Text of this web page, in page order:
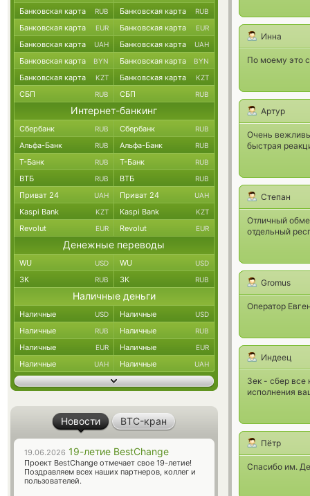
Инна
По моему это
Артур
Очень
быстрая
Степан
Отличный
отдельный
Gromus
Оператор
Индеец
Зек - сбер все
исполнения
Пётр
Спасибо им.
Банковская карта RUB Банковская карта RUB
Банковская карта EUR Банковская карта EUR
Банковская карта UAH Банковская карта UAH
Банковская карта BYN Банковская карта BYN
Банковская карта KZT Банковская карта KZT
СБП RUB СБП RUB
Интернет-банкинг
Сбербанк RUB Сбербанк RUB
Альфа-Банк RUB Альфа-Банк RUB
Т-Банк RUB Т-Банк RUB
ВТБ RUB ВТБ RUB
Приват 24 UAH Приват 24 UAH
Kaspi Bank KZT Kaspi Bank KZT
Revolut EUR Revolut EUR
Денежные переводы
WU USD WU USD
ЗК RUB ЗК RUB
Наличные деньги
Наличные USD Наличные USD
Наличные RUB Наличные RUB
Наличные EUR Наличные EUR
Наличные UAH Наличные UAH
Новости BTC-кран
19.06.2026 19-летие BestChange
Проект BestChange отмечает свое 19-летие!
Поздравляем всех наших партнеров, коллег и
пользователей.